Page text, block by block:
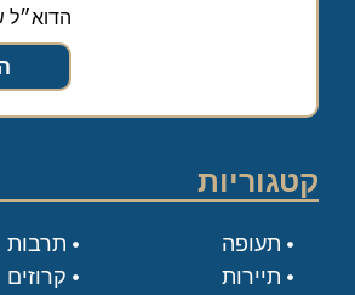
הדוא״ל
קטגוריות
תעופה
תיירות
תרבות
קרוזים